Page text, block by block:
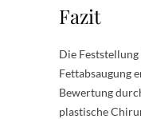
Fazit
Die
Fettabsaugung
Bewertung
plastische